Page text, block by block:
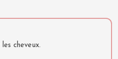
cheveux.